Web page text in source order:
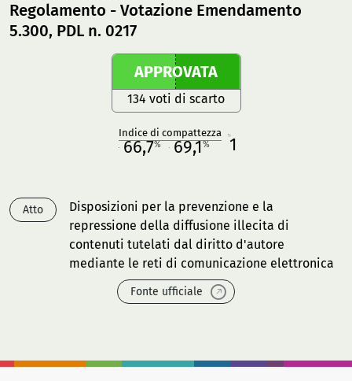
Regolamento - Votazione Emendamento
5.300, PDL n. 0217
APPROVATA
134 voti di scarto
Indice di compattezza
66,7% 69,1% 1
Atto
Disposizioni per la prevenzione e la
repressione della diffusione illecita di
contenuti tutelati dal diritto d'autore
mediante le reti di comunicazione elettronica
Fonte ufficiale